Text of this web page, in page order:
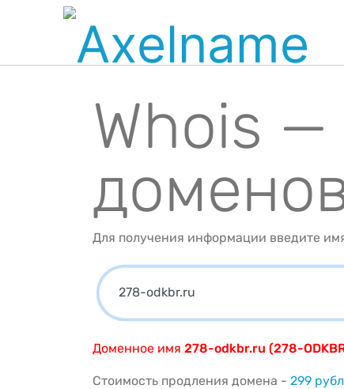
Whois
Для получения информации введите
Доменное имя 278-odkbr.ru (278-
Стоимость продления домена - 299